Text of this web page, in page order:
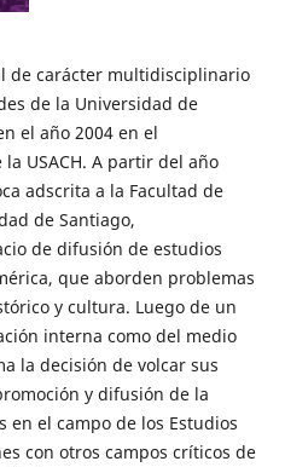
de carácter multidisciplinario
de la Universidad de
el año 2004 en el
USACH. A partir del año
adscrita a la Facultad de
de Santiago,
de difusión de estudios
que aborden problemas
y cultura. Luego de un
interna como del medio
la decisión de volcar sus
y difusión de la
en el campo de los Estudios
con otros campos críticos de